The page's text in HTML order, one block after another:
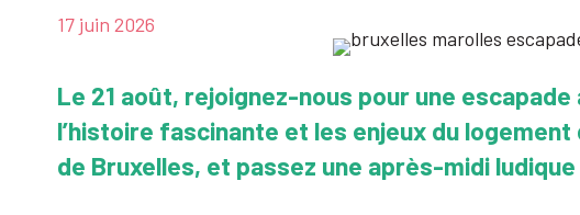
17 juin 2026
Le 21 août, rejoignez-nous pour une
l’histoire fascinante et les enjeux du
de Bruxelles, et passez une après-midi